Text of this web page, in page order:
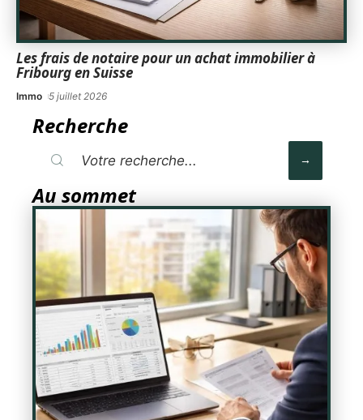
Les frais de notaire pour un achat immobilier à
Fribourg en Suisse
Immo 5 juillet 2026
Recherche
Au sommet